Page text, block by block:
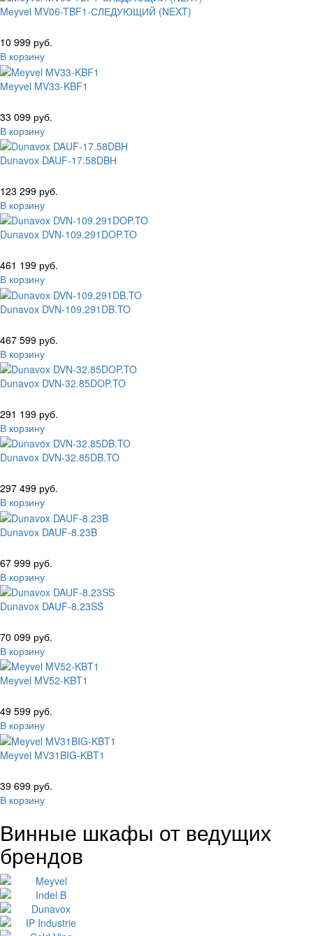
Meyvel MV06-TBF1-СЛЕДУЮЩИЙ (NEXT)
10 999 руб.
В корзину
Meyvel MV33-KBF1
33 099 руб.
В корзину
Dunavox DAUF-17.58DBH
123 299 руб.
В корзину
Dunavox DVN-109.291DOP.TO
461 199 руб.
В корзину
Dunavox DVN-109.291DB.TO
467 599 руб.
В корзину
Dunavox DVN-32.85DOP.TO
291 199 руб.
В корзину
Dunavox DVN-32.85DB.TO
297 499 руб.
В корзину
Dunavox DAUF-8.23B
67 999 руб.
В корзину
Dunavox DAUF-8.23SS
70 099 руб.
В корзину
Meyvel MV52-KBT1
49 599 руб.
В корзину
Meyvel MV31BIG-KBT1
39 699 руб.
В корзину
Винные шкафы от ведущих
брендов